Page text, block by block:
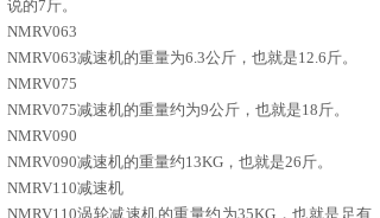
说的7斤。
NMRV063
NMRV063减速机的重量为6.3公斤，也就是12.6斤。
NMRV075
NMRV075减速机的重量约为9公斤，也就是18斤。
NMRV090
NMRV090减速机的重量约13KG，也就是26斤。
NMRV110减速机
NMRV110涡轮减速机的重量约为35KG，也就是足有